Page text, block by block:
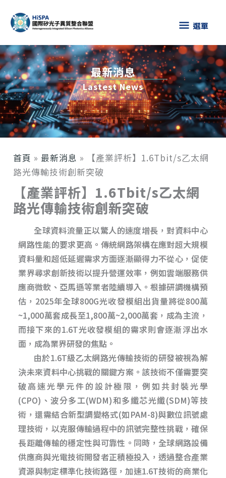
要
內
容
單
選單
最新消息
Lastest News
首頁 » 最新消息 »
【產業評析】1.6Tbit/s乙太網
路光傳輸技術創新突破
【產業評析】1.6Tbit/s乙太網
路光傳輸技術創新突破
全球資料流量正以驚人的速度增長，對資料中心
網路性能的要求更高。傳統網路架構在應對超大規模
資料量和超低延遲需求方面逐漸顯得力不從心，促使
業界尋求創新技術以提升營運效率，例如雲端服務供
應商微軟、亞馬遜等業者陸續導入。根據研調機構預
估，2025年全球800G光收發模組出貨量將從800萬
~1,000萬套成長至1,800萬~2,000萬套，成為主流，
而接下來的1.6T光收發模組的需求則會逐漸浮出水
面，成為業界研發的焦點。
由於1.6T級乙太網路光傳輸技術的研發被視為解
決未來資料中心挑戰的關鍵方案。該技術不僅需要突
破高速光學元件的設計極限，例如共封裝光學
(CPO)、波分多工(WDM)和多纖芯光纖(SDM)等技
術，還需結合新型調變格式(如PAM-8)與數位訊號處
理技術，以克服傳輸過程中的訊號完整性挑戰，確保
長距離傳輸的穩定性與可靠性。同時，全球網路設備
供應商與光電技術開發者正積極投入，透過整合產業
資源與制定標準化技術路徑，加速1.6T技術的商業化